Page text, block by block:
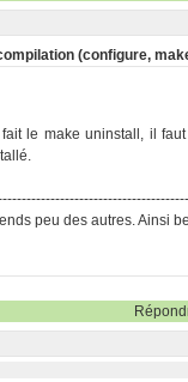
(configure,
le make uninstall, il
peu des autres. Ainsi